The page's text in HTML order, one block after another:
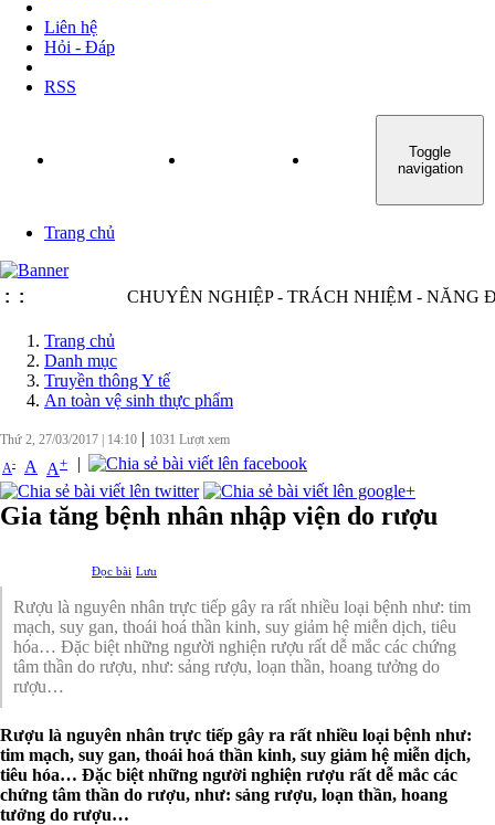
Liên hệ
Hỏi - Đáp
RSS
TIN TỨC - SỰ KIỆN
Toggle
navigation
Trang chủ
: : CHUYÊN NGHIỆP - TRÁCH NHIỆM - NĂNG
Trang chủ
Danh mục
Truyền thông Y tế
An toàn vệ sinh thực phẩm
Thứ 2, 27/03/2017 14:10 | 1031 Lượt xem
A- A A+ |
Gia tăng bệnh nhân nhập viện do rượu
Đọc bài Lưu
Rượu là nguyên nhân trực tiếp gây ra rất nhiều loại bệnh như: tim
mạch, suy gan, thoái hoá thần kinh, suy giảm hệ miễn dịch, tiêu
hóa… Đặc biệt những người nghiện rượu rất dễ mắc các chứng
tâm thần do rượu, như: sảng rượu, loạn thần, hoang tưởng do
rượu…
Rượu là nguyên nhân trực tiếp gây ra rất nhiều loại bệnh như:
tim mạch, suy gan, thoái hoá thần kinh, suy giảm hệ miễn dịch,
tiêu hóa… Đặc biệt những người nghiện rượu rất dễ mắc các
chứng tâm thần do rượu, như: sảng rượu, loạn thần, hoang
tưởng do rượu…